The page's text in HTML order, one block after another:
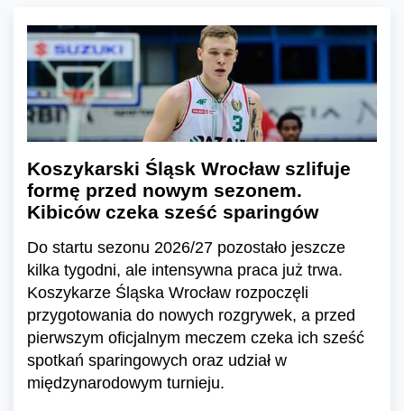
Koszykarski Śląsk Wrocław szlifuje
formę przed nowym sezonem.
Kibiców czeka sześć sparingów
Do startu sezonu 2026/27 pozostało jeszcze
kilka tygodni, ale intensywna praca już trwa.
Koszykarze Śląska Wrocław rozpoczęli
przygotowania do nowych rozgrywek, a przed
pierwszym oficjalnym meczem czeka ich sześć
spotkań sparingowych oraz udział w
międzynarodowym turnieju.